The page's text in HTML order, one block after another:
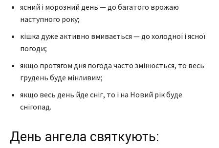
ясний і морозний день — до багатого врожаю
наступного року;
кішка дуже активно вмивається — до холодної і ясної
погоди;
якщо протягом дня погода часто змінюється, то весь
грудень буде мінливим;
якщо весь день йде сніг, то і на Новий рік буде
снігопад.
День ангела святкують: